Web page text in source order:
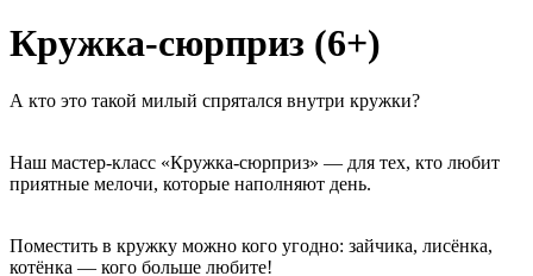
Кружка-сюрприз (6+)
А кто это такой милый спрятался внутри кружки?
Наш мастер-класс «Кружка-сюрприз» — для тех, кто любит
приятные мелочи, которые наполняют день.
Поместить в кружку можно кого угодно: зайчика, лисёнка,
котёнка — кого больше любите!